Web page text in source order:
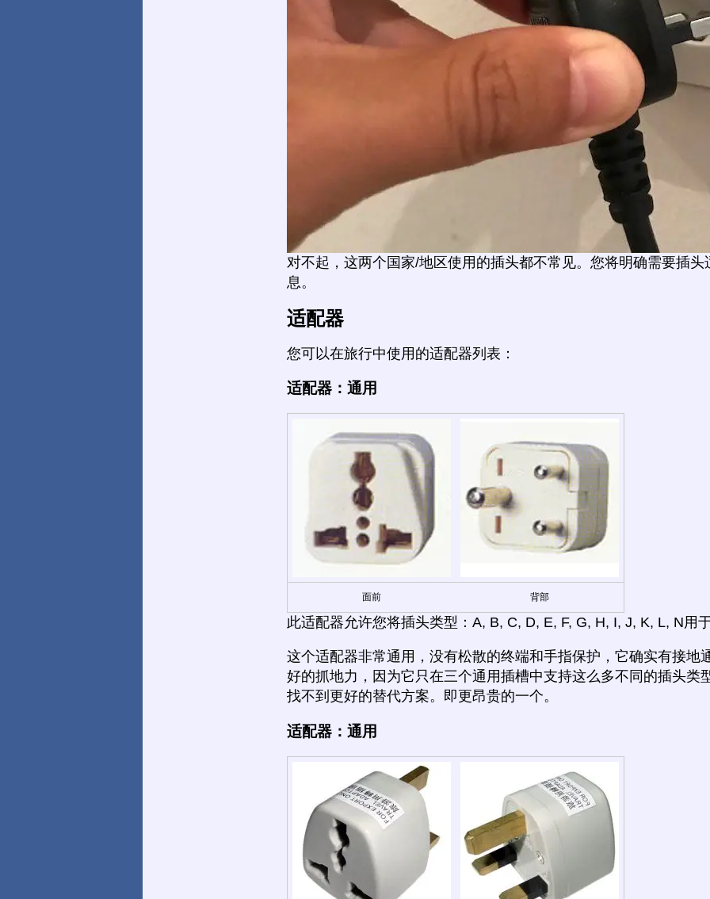
对不起，这两个国家/地区使用的插头都不常见。您将明确需要插
息。
适配器
您可以在旅行中使用的适配器列表：
适配器：通用
面前 背部
此适配器允许您将插头类型：A, B, C, D, E, F, G, H, I, J, K, L, N用
这个适配器非常通用，没有松散的终端和手指保护，它确实有接地
好的抓地力，因为它只在三个通用插槽中支持这么多不同的插头类
找不到更好的替代方案。即更昂贵的一个。
适配器：通用